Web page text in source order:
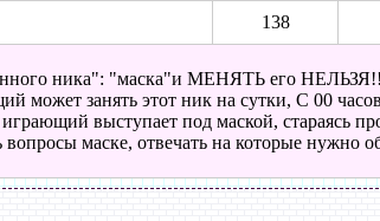
138
ника": "маска"и МЕНЯТЬ его
может занять этот ник на сутки, С 00
выступает под маской, стараясь
маске, отвечать на которые нужно